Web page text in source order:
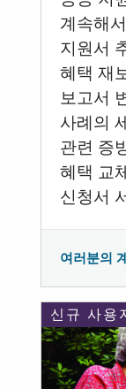
계속해
지원서
혜택 재
보고서
사례의
관련 증
혜택 교
신청서
여러분의
신규 사용